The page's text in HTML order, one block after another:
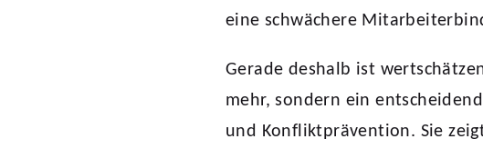
eine schwächere
Gerade deshalb ist
mehr, sondern ein
und Konfliktprävention. Sie